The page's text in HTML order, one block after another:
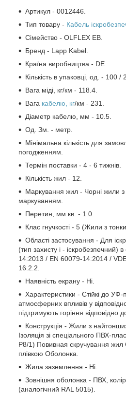
Артикул - 0012446.
Тип товару - Кабель
Сімейство - OLFLEX EB.
Бренд - Lapp Kabel.
Країна виробництва - DE.
Кількість в упаковці, од. - 100
Вага міді, кг/км - 118.4.
Вага кабелю, кг/км - 231.
Діаметр кабелю, мм - 10.5.
Од. Зм. - метр.
Мінімальна кількість для
погодженням.
Термін поставки - 4 - 6 тижнів.
Кількість жил - 12.
Маркування жил - Чорні жили з
маркуванням.
Перетин, мм кв. - 1.0.
Клас гнучкості - 5 (Жили з
Області застосування - Для
(тип захисту i - іскробезпечний)
14:2013 / EN 60079-14:2014 /
16.2.2.
Наявність екрану - Ні.
Характеристики - Стійкі до УФ-
атмосферних впливів у
підтримують горіння відповідно
Конструкція - Жили з
Ізоляція зі спеціального ПВХ-
P8/1) Повивная скручування
плівкою Оболонка.
Жила заземлення - Ні.
Зовнішня оболонка - ПВХ,
(аналогічний RAL 5015).